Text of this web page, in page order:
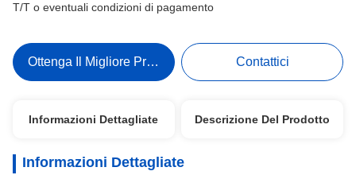
T/T o eventuali condizioni di pagamento
Ottenga Il Migliore Prezzo Contattici
Informazioni Dettagliate Descrizione Del Prodotto
Informazioni Dettagliate